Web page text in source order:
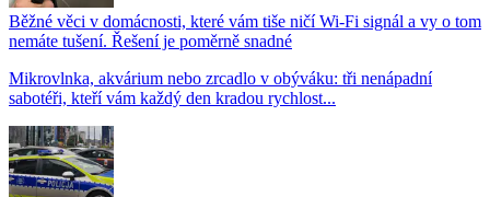
Běžné věci v domácnosti, které vám tiše ničí Wi-Fi signál a vy o tom
nemáte tušení. Řešení je poměrně snadné
Mikrovlnka, akvárium nebo zrcadlo v obýváku: tři nenápadní
sabotéři, kteří vám každý den kradou rychlost...